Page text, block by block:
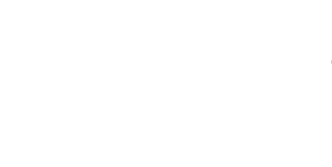
（